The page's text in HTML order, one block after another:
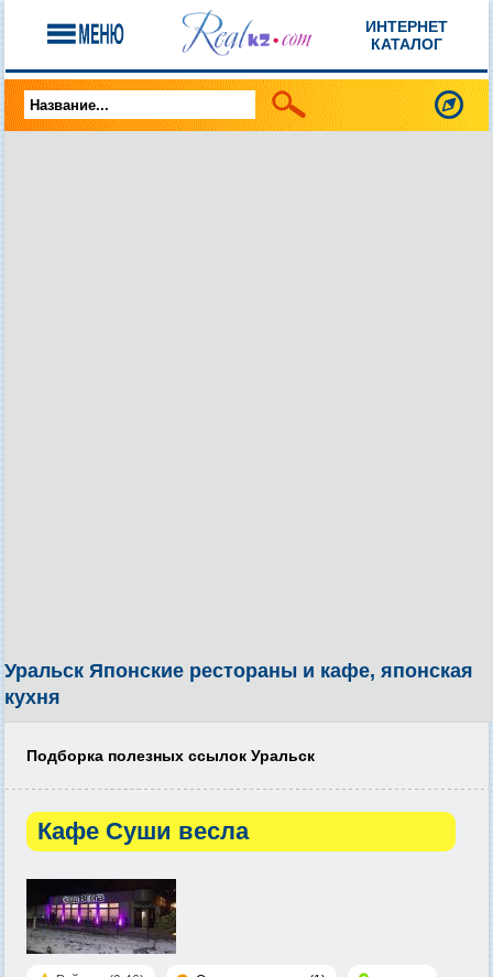
ИНТЕРНЕТ
КАТАЛОГ
Уральск Японские рестораны и кафе, японская
кухня
Подборка полезных ссылок Уральск
Кафе Суши весла